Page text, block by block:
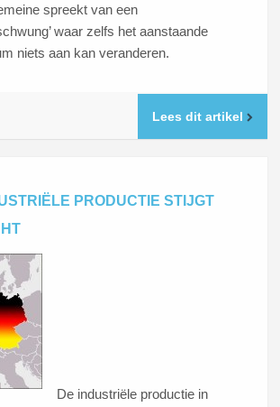
spreekt van een
waar zelfs het aanstaande
niets aan kan veranderen.
Lees dit artikel
PRODUCTIE STIJGT
De industriële productie in